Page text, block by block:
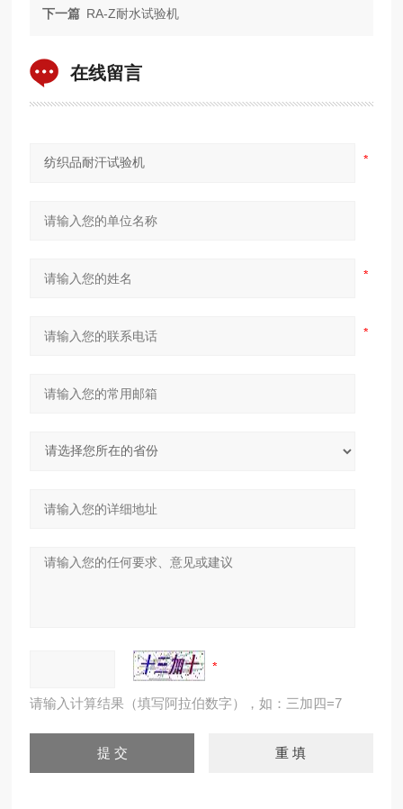
下一篇 RA-Z耐水试验机
在线留言
请输入计算结果（填写阿拉伯数字），如：三加四=7